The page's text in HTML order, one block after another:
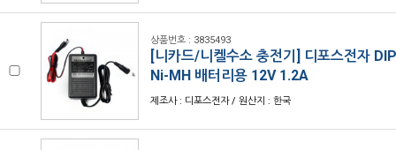
상품번호 : 3835493
[니카드/니켈수소 충전기] 디포스전자
Ni-MH 배터리용 12V 1.2A
제조사 : 디포스전자 / 원산지 : 한국